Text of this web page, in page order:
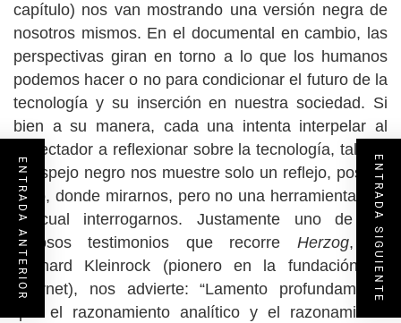
capítulo) nos van mostrando una versión negra de
nosotros mismos. En el documental en cambio, las
perspectivas giran en torno a lo que los humanos
podemos hacer o no para condicionar el futuro de la
tecnología y su inserción en nuestra sociedad. Si
bien a su manera, cada una intenta interpelar al
espectador a reflexionar sobre la tecnología, tal vez
el espejo negro nos muestre solo un reflejo, posible
o no, donde mirarnos, pero no una herramienta con
la cual interrogarnos. Justamente uno de los
valiosos testimonios que recorre Herzog, de
Leonard Kleinrock (pionero en la fundación de
Internet), nos advierte: “Lamento profundamente
que el razonamiento analítico y el razonamiento
ENTRADA ANTERIOR ENTRADA SIGUIENTE